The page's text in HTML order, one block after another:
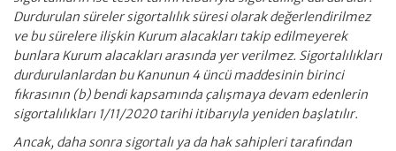
Durdurulan süreler sigortalılık süresi olarak değerlendirilmez
ve bu sürelere ilişkin Kurum alacakları takip edilmeyerek
bunlara Kurum alacakları arasında yer verilmez. Sigortalılıkları
durdurulanlardan bu Kanunun 4 üncü maddesinin birinci
fıkrasının (b) bendi kapsamında çalışmaya devam edenlerin
sigortalılıkları 1/11/2020 tarihi itibarıyla yeniden başlatılır.
Ancak, daha sonra sigortalı ya da hak sahipleri tarafından